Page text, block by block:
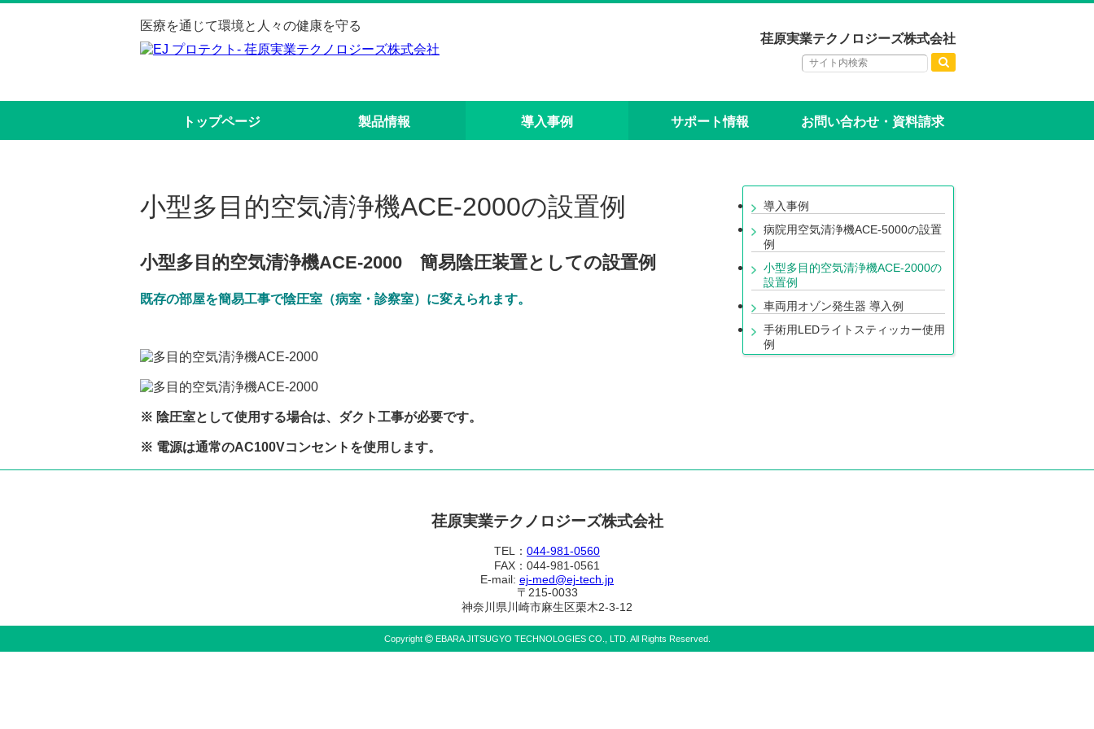
医療を通じて環境と人々の健康を守る
荏原実業テクノロジーズ株式会社
トップページ 製品情報 導入事例 サポート情報 お問い合わせ・資料請求
小型多目的空気清浄機ACE-2000の設置例
小型多目的空気清浄機ACE-2000 簡易陰圧装置としての設置例
既存の部屋を簡易工事で陰圧室（病室・診察室）に変えられます。
※ 陰圧室として使用する場合は、ダクト工事が必要です。
※ 電源は通常のAC100Vコンセントを使用します。
導入事例
病院用空気清浄機ACE-5000の設置
例
小型多目的空気清浄機ACE-2000の
設置例
車両用オゾン発生器 導入例
手術用LEDライトスティッカー使用
例
荏原実業テクノロジーズ株式会社
TEL： 044-981-0560
FAX：044-981-0561
E-mail: ej-med@ej-tech.jp
〒215-0033
神奈川県川崎市麻生区栗木2-3-12
Copyright EBARA JITSUGYO TECHNOLOGIES CO., LTD. All Rights Reserved.